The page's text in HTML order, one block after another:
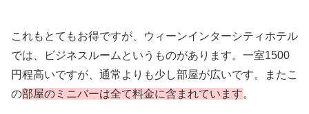
これもとてもお得ですが、ウィーンインターシティホテル
では、ビジネスルームというものがあります。一室1500
円程高いですが、通常よりも少し部屋が広いです。またこ
の部屋のミニバーは全て料金に含まれています。